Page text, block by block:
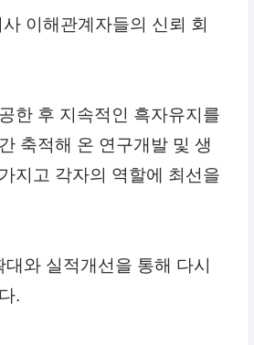
이해관계자들의 신뢰 회
한 후 지속적인 흑자유지를
축적해 온 연구개발 및 생
지고 각자의 역할에 최선을
와 실적개선을 통해 다시
.